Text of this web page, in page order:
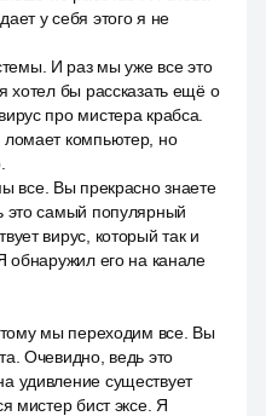
у себя этого я не
И раз мы уже все это
хотел бы рассказать ещё о
про мистера крабса.
компьютер, но
все. Вы прекрасно знаете
это самый популярный
вирус, который так и
обнаружил его на канале
мы переходим все. Вы
Очевидно, ведь это
удивление существует
мистер бист эксе. Я